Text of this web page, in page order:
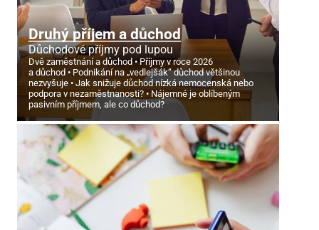
Druhý příjem a důchod
Důchodové příjmy pod lupou
Dvě zaměstnání a důchod
Příjmy v roce 2026
a důchod
Podnikání na „vedlejšák“ důchod většinou
nezvyšuje
Jak snižuje důchod nízká nemocenská nebo
podpora v nezaměstnanosti?
Nájemné je oblíbeným
pasivním příjmem, ale co důchod?